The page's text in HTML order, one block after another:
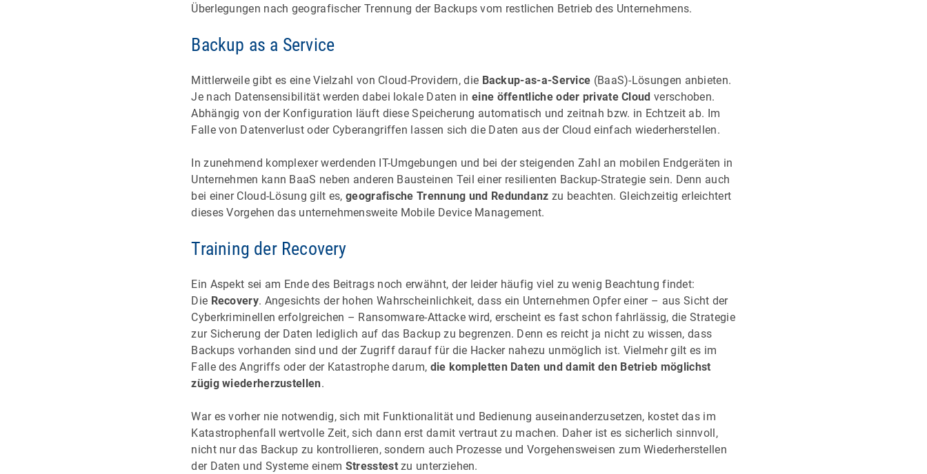
Überlegungen nach geografischer Trennung der Backups vom restlichen Betrieb des Unternehmens.
Backup as a Service
Mittlerweile gibt es eine Vielzahl von Cloud-Providern, die Backup-as-a-Service (BaaS)-Lösungen anbieten.
Je nach Datensensibilität werden dabei lokale Daten ineine öffentliche oder private Cloud verschoben.
Abhängig von der Konfiguration läuft diese Speicherung automatisch und zeitnah bzw. in Echtzeit ab. Im
Falle von Datenverlust oder Cyberangriffen lassen sich die Daten aus der Cloud einfach wiederherstellen.
In zunehmend komplexer werdenden IT-Umgebungen und bei der steigenden Zahl an mobilen Endgeräten in
Unternehmen kann BaaS neben anderen Bausteinen Teil einer resilienten Backup-Strategie sein. Denn auch
bei einer Cloud-Lösung gilt es,geografische Trennung und Redundanz zu beachten. Gleichzeitig erleichtert
dieses Vorgehen das unternehmensweite Mobile Device Management.
Training der Recovery
Ein Aspekt sei am Ende des Beitrags noch erwähnt, der leider häufig viel zu wenig Beachtung findet:
Die Recovery. Angesichts der hohen Wahrscheinlichkeit, dass ein Unternehmen Opfer einer – aus Sicht der
Cyberkriminellen erfolgreichen – Ransomware-Attacke wird, erscheint es fast schon fahrlässig, die Strategie
zur Sicherung der Daten lediglich auf das Backup zu begrenzen. Denn es reicht ja nicht zu wissen, dass
Backups vorhanden sind und der Zugriff darauf für die Hacker nahezu unmöglich ist. Vielmehr gilt es im
Falle des Angriffs oder der Katastrophe darum, die kompletten Daten und damit den Betrieb möglichst
zügig wiederherzustellen.
War es vorher nie notwendig, sich mit Funktionalität und Bedienung auseinanderzusetzen, kostet das im
Katastrophenfall wertvolle Zeit, sich dann erst damit vertraut zu machen. Daher ist es sicherlich sinnvoll,
nicht nur das Backup zu kontrollieren, sondern auch Prozesse und Vorgehensweisen zum Wiederherstellen
der Daten und Systeme einem Stresstestzu unterziehen.